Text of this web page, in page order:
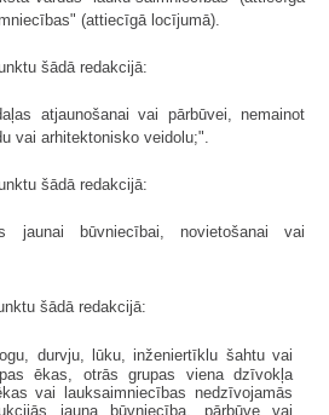
(attiecīgā locījumā).
šādā redakcijā:
atjaunošanai vai pārbūvei, nemainot
vai arhitektonisko veidolu;".
šādā redakcijā:
jaunai būvniecībai, novietošanai vai
šādā redakcijā:
durvju, lūku, inženiertīklu šahtu vai
ēkas, otrās grupas viena dzīvokļa
vai lauksaimniecības nedzīvojamās
jauna būvniecība, pārbūve vai